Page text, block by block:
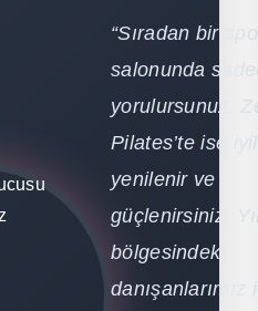
“Sıradan bir
salonunda
yorulursunuz.
Pilates’te ise
yenilenir ve
güçlenirsiniz.
bölgesindeki
danışanlarımız